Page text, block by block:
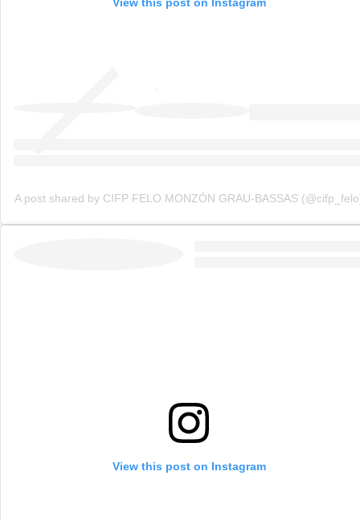
View this post on Instagram
A post shared by CIFP FELO MONZÓN GRAU-BASSAS
View this post on Instagram